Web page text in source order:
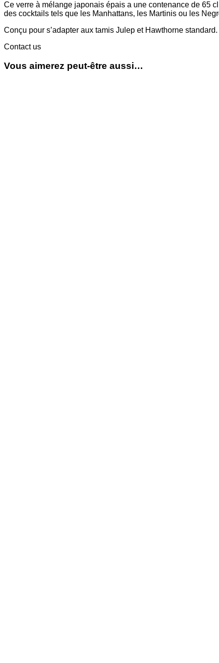
Ce verre à mélange japonais épais a une contenance de 65
des cocktails tels que les Manhattans, les Martinis ou les
Conçu pour s’adapter aux tamis Julep et Hawthorne standard.
Contact us
Vous aimerez peut-être aussi…